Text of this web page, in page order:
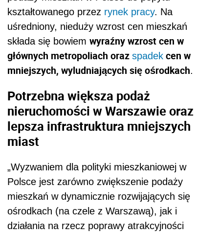
kształtowanego przez rynek pracy. Na
uśredniony, nieduży wzrost cen mieszkań
składa się bowiem wyraźny wzrost cen w
głównych metropoliach oraz spadek cen w
mniejszych, wyludniających się ośrodkach.
Potrzebna większa podaż
nieruchomości w Warszawie oraz
lepsza infrastruktura mniejszych
miast
„Wyzwaniem dla polityki mieszkaniowej w
Polsce jest zarówno zwiększenie podaży
mieszkań w dynamicznie rozwijających się
ośrodkach (na czele z Warszawą), jak i
działania na rzecz poprawy atrakcyjności